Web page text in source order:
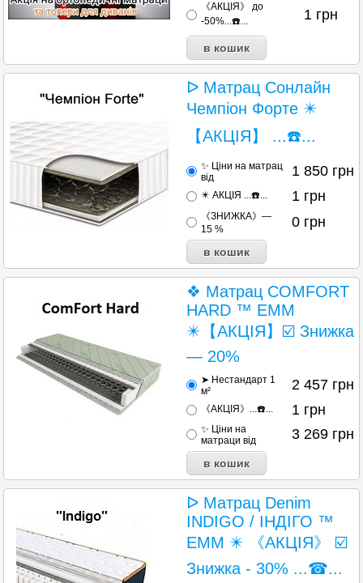
《АКЦІЯ》 до
-50%...☎️...
1 грн
ᐅ Матрац Сонлайн
Чемпіон Форте ✴️
【АКЦІЯ】 ...☎️...
✨ Ціни на матрац
від
1 850 грн
✴️ АКЦІЯ ...☎️... 1 грн
《ЗНИЖКА》—
15 %
0 грн
❖ Матрац COMFORT
HARD ™ EMM
✴️【АКЦІЯ】☑️ Знижка
— 20%
➤ Нестандарт 1
м²
2 457 грн
《АКЦІЯ》...☎️... 1 грн
✨ Ціни на
матраци від
3 269 грн
ᐅ Матрац Denim
INDIGO / ІНДІГО ™
ЕММ ✴️ 《АКЦІЯ》 ☑️
Знижка - 30% ...☎...